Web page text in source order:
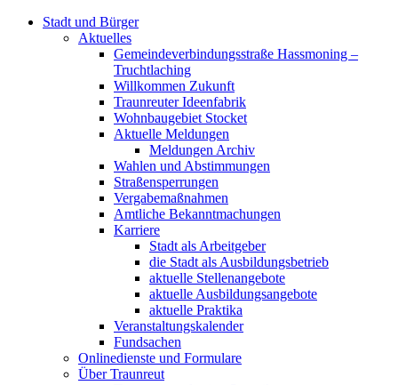
Stadt und Bürger
Aktuelles
Gemeindeverbindungsstraße Hassmoning –
Truchtlaching
Willkommen Zukunft
Traunreuter Ideenfabrik
Wohnbaugebiet Stocket
Aktuelle Meldungen
Meldungen Archiv
Wahlen und Abstimmungen
Straßensperrungen
Vergabemaßnahmen
Amtliche Bekanntmachungen
Karriere
Stadt als Arbeitgeber
die Stadt als Ausbildungsbetrieb
aktuelle Stellenangebote
aktuelle Ausbildungsangebote
aktuelle Praktika
Veranstaltungskalender
Fundsachen
Onlinedienste und Formulare
Über Traunreut